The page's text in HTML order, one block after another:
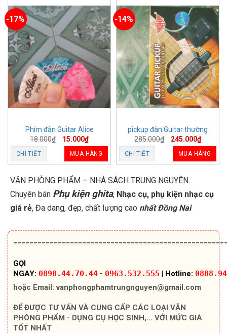
VĂN PHÒNG PHẨM – NHÀ SÁCH TRUNG NGUYÊN.
Chuyên bán Phụ kiện ghita, Nhạc cụ, phụ kiện nhạc cụ
giá rẻ, Đa dang, đẹp, chất lượng cao nhất Đồng Nai
GỌI
NGAY: 0898.44.70.44 - 0963.532.555 | Hotline:
hoặc Email:vanphongphamtrungnguyen@gmail.com
ĐỂ ĐƯỢC TƯ VẤN VÀ CUNG CẤP CÁC LOẠI VĂN
PHÒNG PHẨM - DỤNG CỤ HỌC SINH,... VỚI MỨC GIÁ
TỐT NHẤT
-17%
Phím đàn Guitar Alice
18.000₫ 15.000₫
CHI TIẾT MUA HÀNG
-14%
pickup đàn Guitar thường
285.000₫ 245.000₫
CHI TIẾT MUA HÀNG